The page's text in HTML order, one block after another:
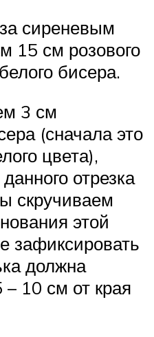
сиреневым
15 см розового
бисера.
3 см
(сначала это
цвета),
отрезка
скручиваем
этой
зафиксировать
должна
– 10 см от края